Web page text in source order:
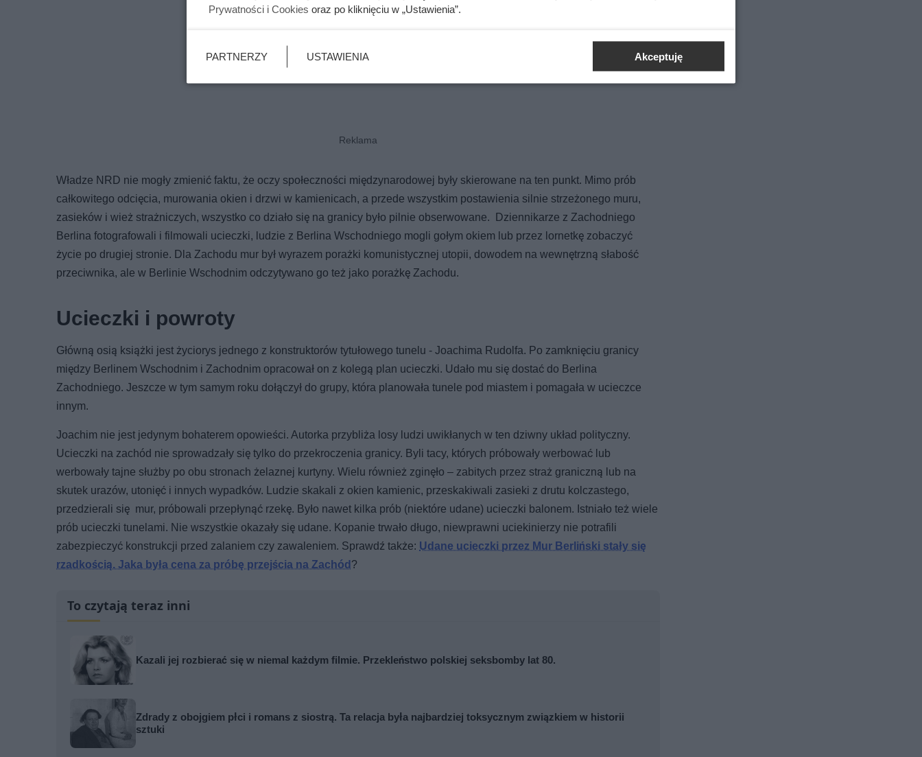
Władze NRD nie mogły zmienić faktu, że oczy społeczności międzynarodowej były skierowane na ten punkt. Mimo prób
całkowitego odcięcia, murowania okien i drzwi w kamienicach, a przede wszystkim postawienia silnie strzeżonego muru,
zasieków i wież strażniczych, wszystko co działo się na granicy było pilnie obserwowane. Dziennikarze z Zachodniego
Berlina fotografowali i filmowali ucieczki, ludzie z Berlina Wschodniego mogli gołym okiem lub przez lornetkę zobaczyć
życie po drugiej stronie. Dla Zachodu mur był wyrazem porażki komunistycznej utopii, dowodem na wewnętrzną słabość
przeciwnika, ale w Berlinie Wschodnim odczytywano go też jako porażkę Zachodu.
Ucieczki i powroty
Główną osią książki jest życiorys jednego z konstruktorów tytułowego tunelu - Joachima Rudolfa. Po zamknięciu granicy
między Berlinem Wschodnim i Zachodnim opracował on z kolegą plan ucieczki. Udało mu się dostać do Berlina
Zachodniego. Jeszcze w tym samym roku dołączył do grupy, która planowała tunele pod miastem i pomagała w ucieczce
innym.
Joachim nie jest jedynym bohaterem opowieści. Autorka przybliża losy ludzi uwikłanych w ten dziwny układ polityczny.
Ucieczki na zachód nie sprowadzały się tylko do przekroczenia granicy. Byli tacy, których próbowały werbować lub
werbowały tajne służby po obu stronach żelaznej kurtyny. Wielu również zginęło – zabitych przez straż graniczną lub na
skutek urazów, utonięć i innych wypadków. Ludzie skakali z okien kamienic, przeskakiwali zasieki z drutu kolczastego,
przedzierali się mur, próbowali przepłynąć rzekę. Było nawet kilka prób (niektóre udane) ucieczki balonem. Istniało też wiele
prób ucieczki tunelami. Nie wszystkie okazały się udane. Kopanie trwało długo, niewprawni uciekinierzy nie potrafili
zabezpieczyć konstrukcji przed zalaniem czy zawaleniem. Sprawdź także: Udane ucieczki przez Mur Berliński stały się
rzadkością. Jaka była cena za próbę przejścia na Zachód?
To czytają teraz inni
Kazali jej rozbierać się w niemal każdym filmie. Przekleństwo polskiej seksbomby lat 80.
Zdrady z obojgiem płci i romans z siostrą. Ta relacja była najbardziej toksycznym związkiem w historii
sztuki
Prywatności i Cookies oraz po kliknięciu w „Ustawienia”.
PARTNERZY USTAWIENIA Akceptuję